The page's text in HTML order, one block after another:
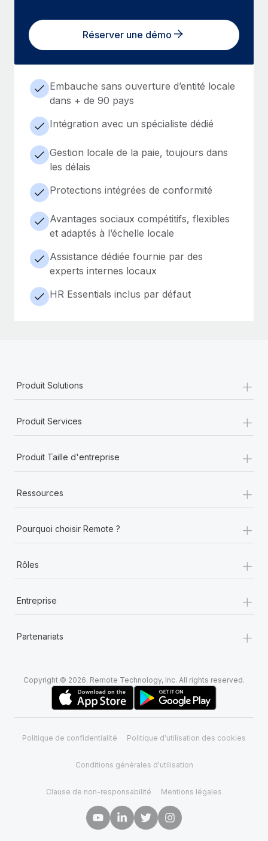
Réserver une démo
Embauche sans ouverture d’entité locale
dans + de 90 pays
Intégration avec un spécialiste dédié
Gestion locale de la paie, toujours dans
les délais
Protections intégrées de conformité
Avantages sociaux compétitifs, flexibles
et adaptés à l’échelle locale
Assistance dédiée fournie par des
experts internes locaux
HR Essentials inclus par défaut
Produit Solutions +
Produit Services +
Produit Taille d'entreprise +
Ressources +
Pourquoi choisir Remote ? +
Rôles +
Entreprise +
Partenariats +
Copyright © 2026. Remote Technology, Inc. All rights reserved.
Politique de confidentialité Politique d’utilisation des cookies
Conditions générales d'utilisation
Clause de non-responsabilité Mentions légales